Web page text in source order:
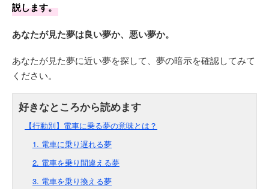
説します。
あなたが見た夢は良い夢か、悪い夢か。
あなたが見た夢に近い夢を探して、夢の暗示を確認してみて
ください。
【行動別】電車に乗る夢の意味とは？
1. 電車に乗り遅れる夢
2. 電車を乗り間違える夢
3. 電車を乗り換える夢